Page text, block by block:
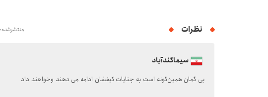
نظرات منتشرشده: 1
سیماگندآباد
بی گمان همین‌گونه است به جنایات کیفشان ادامه می دهند وخواهند داد